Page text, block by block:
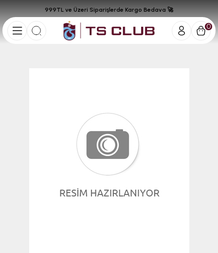
0
999TL ve Üzeri Siparişlerde Kargo Bedava 🚀